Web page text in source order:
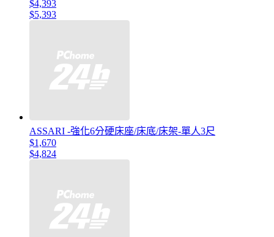
$4,393
$5,393
ASSARI -強化6分硬床座/床底/床架-單人3尺
$1,670
$4,824